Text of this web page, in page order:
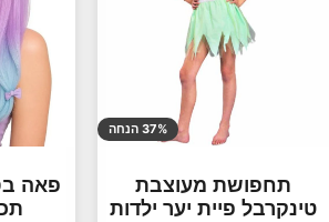
37% הנחה
תחפושת מעוצבת
טינקרבל פיית יער ילדות
פאה